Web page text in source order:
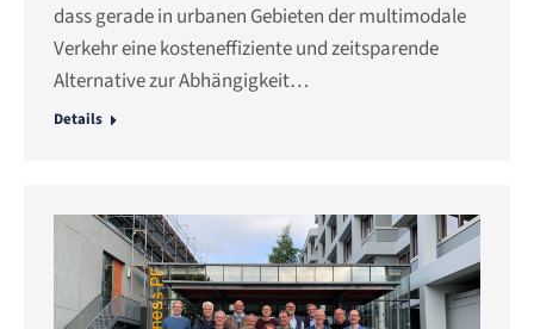
dass gerade in urbanen Gebieten der multimodale
Verkehr eine kosteneffiziente und zeitsparende
Alternative zur Abhängigkeit…
Details